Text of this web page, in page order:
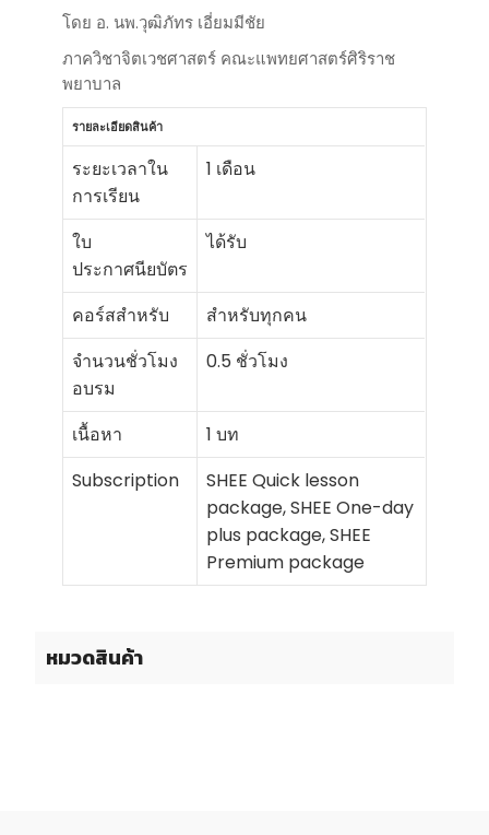
หมวดสินค้า
โดย อ. นพ.วุฒิภัทร เอี่ยมมีชัย
ภาควิชาจิตเวชศาสตร์ คณะแพทยศาสตร์ศิริราช
พยาบาล
รายละเอียดสินค้า
ระยะเวลาใน
การเรียน
1 เดือน
ใบ
ประกาศนียบัตร
ได้รับ
คอร์สสำหรับ
สำหรับทุกคน
จำนวนชั่วโมง
อบรม
0.5 ชั่วโมง
เนื้อหา
1 บท
Subscription
SHEE Quick lesson
package, SHEE One-day
plus package, SHEE
Premium package